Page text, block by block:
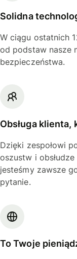
Solidna
W ciągu ostatnich
od podstaw nasze
bezpieczeństwa.
Obsługa klienta,
Dzięki zespołowi
oszustw i
jesteśmy zawsze
pytanie.
To Twoje